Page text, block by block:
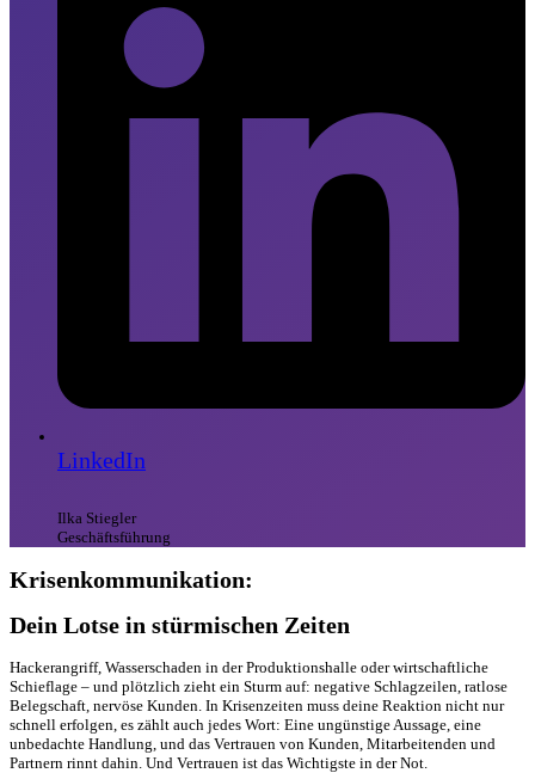
LinkedIn
Ilka Stiegler
Geschäftsführung
Krisenkommunikation:
Dein Lotse in stürmischen Zeiten
Hackerangriff, Wasserschaden in der Produktionshalle oder wirtschaftliche
Schieflage – und plötzlich zieht ein Sturm auf: negative Schlagzeilen, ratlose
Belegschaft, nervöse Kunden. In Krisenzeiten muss deine Reaktion nicht nur
schnell erfolgen, es zählt auch jedes Wort: Eine ungünstige Aussage, eine
unbedachte Handlung, und das Vertrauen von Kunden, Mitarbeitenden und
Partnern rinnt dahin. Und Vertrauen ist das Wichtigste in der Not.